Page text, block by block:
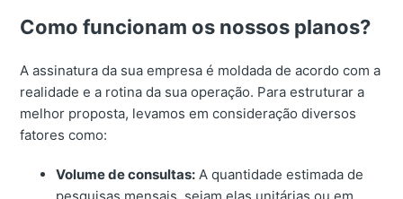
Como funcionam os nossos planos?
A assinatura da sua empresa é moldada de acordo com a
realidade e a rotina da sua operação. Para estruturar a
melhor proposta, levamos em consideração diversos
fatores como:
Volume de consultas: A quantidade estimada de
pesquisas mensais, sejam elas unitárias ou em